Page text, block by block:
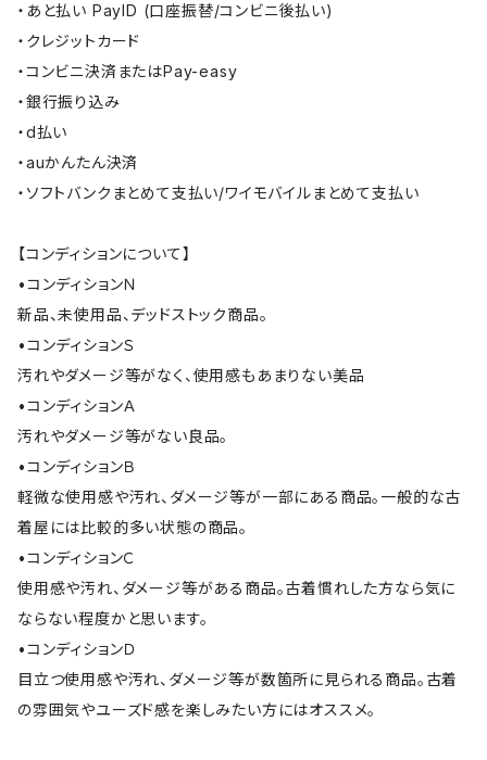
・あと払い PayID (口座振替/コンビニ後払い)
・クレジットカード
・コンビニ決済またはPay-easy
・銀行振り込み
・d払い
・auかんたん決済
・ソフトバンクまとめて支払い/ワイモバイルまとめて支払い
【コンディションについて】
•コンディションＮ
新品、未使用品、デッドストック商品。
•コンディションＳ
汚れやダメージ等がなく、使用感もあまりない美品
•コンディションＡ
汚れやダメージ等がない良品。
•コンディションＢ
軽微な使用感や汚れ、ダメージ等が一部にある商品。一般的な古
着屋には比較的多い状態の商品。
•コンディションＣ
使用感や汚れ、ダメージ等がある商品。古着慣れした方なら気に
ならない程度かと思います。
•コンディションＤ
目立つ使用感や汚れ、ダメージ等が数箇所に見られる商品。古着
の雰囲気やユーズド感を楽しみたい方にはオススメ。